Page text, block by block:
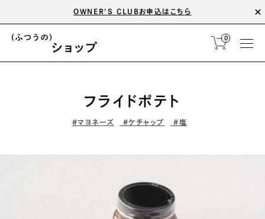
OWNER'S CLUBお申込はこちら
0
フライドポテト
#マヨネーズ #ケチャップ #塩